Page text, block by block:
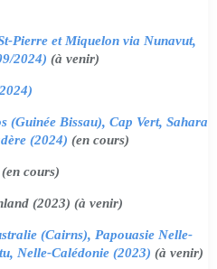
Pierre et Miquelon via Nunavut,
2024) (à venir)
(Guinée Bissau), Cap Vert, Sahara
(2024) (en cours)
(en cours)
(2023) (à venir)
(Cairns), Papouasie Nelle-
Nelle-Calédonie (2023) (à venir)